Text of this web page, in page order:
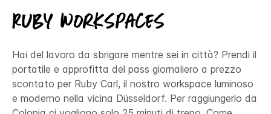
Ruby Workspaces
Hai del lavoro da sbrigare mentre sei in città? Prendi il
portatile e approfitta del pass giornaliero a prezzo
scontato per Ruby Carl, il nostro workspace luminoso
e moderno nella vicina Düsseldorf. Per raggiungerlo da